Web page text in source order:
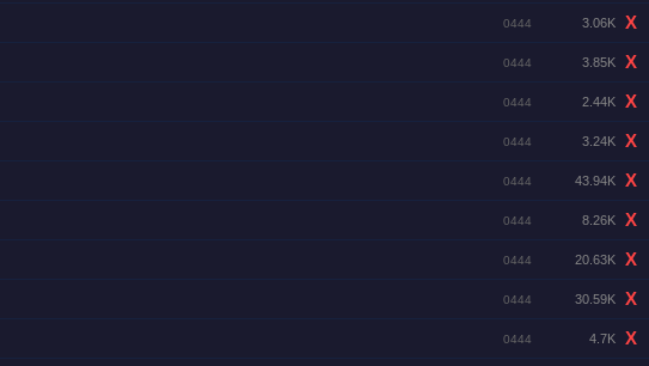
0444 3.06K
X
0444 3.85K
X
0444 2.44K
X
0444 3.24K
X
0444 43.94K
X
0444 8.26K
X
0444 20.63K
X
0444 30.59K
X
0444 4.7K
X